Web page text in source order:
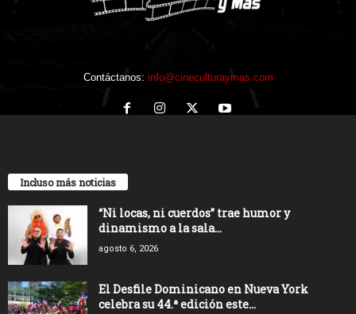
Contáctanos: info@cineculturaymas.com
Incluso más noticias
“Ni locas, ni cuerdos” trae humor y
dinamismo a la sala...
agosto 6, 2026
El Desfile Dominicano en Nueva York
celebra su 44.ª edición este...